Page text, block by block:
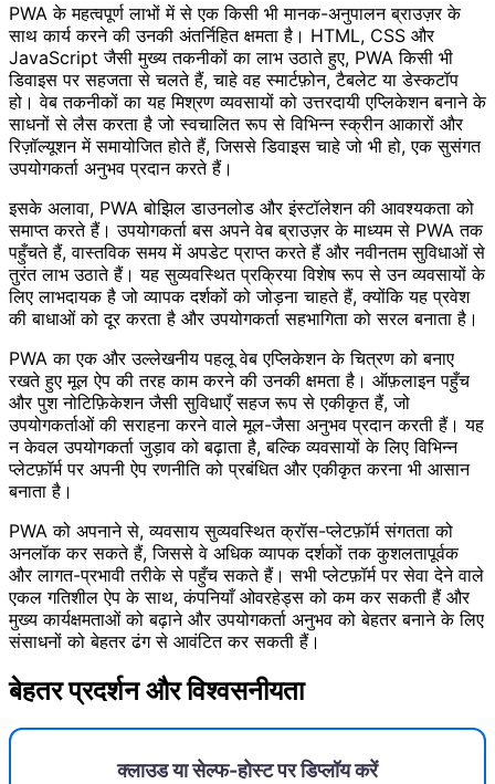
PWA के महत्वपूर्ण लाभों में से एक किसी भी मानक-अनुपालन ब्राउज़र के
साथ कार्य करने की उनकी अंतर्निहित क्षमता है। HTML, CSS और
JavaScript जैसी मुख्य तकनीकों का लाभ उठाते हुए, PWA किसी भी
डिवाइस पर सहजता से चलते हैं, चाहे वह स्मार्टफ़ोन, टैबलेट या डेस्कटॉप
हो। वेब तकनीकों का यह मिश्रण व्यवसायों को उत्तरदायी एप्लिकेशन बनाने के
साधनों से लैस करता है जो स्वचालित रूप से विभिन्न स्क्रीन आकारों और
रिज़ॉल्यूशन में समायोजित होते हैं, जिससे डिवाइस चाहे जो भी हो, एक सुसंगत
उपयोगकर्ता अनुभव प्रदान करते हैं।
इसके अलावा, PWA बोझिल डाउनलोड और इंस्टॉलेशन की आवश्यकता को
समाप्त करते हैं। उपयोगकर्ता बस अपने वेब ब्राउज़र के माध्यम से PWA तक
पहुँचते हैं, वास्तविक समय में अपडेट प्राप्त करते हैं और नवीनतम सुविधाओं से
तुरंत लाभ उठाते हैं। यह सुव्यवस्थित प्रक्रिया विशेष रूप से उन व्यवसायों के
लिए लाभदायक है जो व्यापक दर्शकों को जोड़ना चाहते हैं, क्योंकि यह प्रवेश
की बाधाओं को दूर करता है और उपयोगकर्ता सहभागिता को सरल बनाता है।
PWA का एक और उल्लेखनीय पहलू वेब एप्लिकेशन के चित्रण को बनाए
रखते हुए मूल ऐप की तरह काम करने की उनकी क्षमता है। ऑफ़लाइन पहुँच
और पुश नोटिफ़िकेशन जैसी सुविधाएँ सहज रूप से एकीकृत हैं, जो
उपयोगकर्ताओं की सराहना करने वाले मूल-जैसा अनुभव प्रदान करती हैं। यह
न केवल उपयोगकर्ता जुड़ाव को बढ़ाता है, बल्कि व्यवसायों के लिए विभिन्न
प्लेटफ़ॉर्म पर अपनी ऐप रणनीति को प्रबंधित और एकीकृत करना भी आसान
बनाता है।
PWA को अपनाने से, व्यवसाय सुव्यवस्थित क्रॉस-प्लेटफ़ॉर्म संगतता को
अनलॉक कर सकते हैं, जिससे वे अधिक व्यापक दर्शकों तक कुशलतापूर्वक
और लागत-प्रभावी तरीके से पहुँच सकते हैं। सभी प्लेटफ़ॉर्म पर सेवा देने वाले
एकल गतिशील ऐप के साथ, कंपनियाँ ओवरहेड्स को कम कर सकती हैं और
मुख्य कार्यक्षमताओं को बढ़ाने और उपयोगकर्ता अनुभव को बेहतर बनाने के लिए
संसाधनों को बेहतर ढंग से आवंटित कर सकती हैं।
बेहतर प्रदर्शन और विश्वसनीयता
क्लाउड या सेल्फ-होस्ट पर डिप्लॉय करें